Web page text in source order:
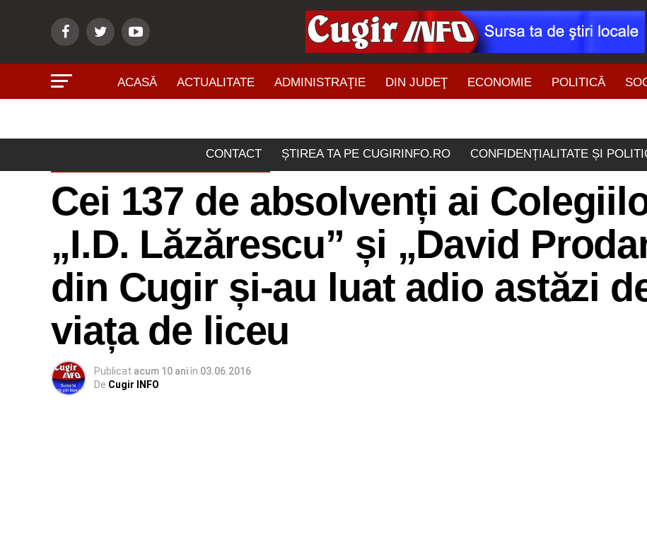
ACASĂ ACTUALITATE ADMINISTRAŢIE DIN JUDEŢ ECONOMIE POLITICĂ
CONTACT ȘTIREA TA PE CUGIRINFO.RO CONFIDENȚIALITATE ȘI
ÎNVĂŢĂMÂNT - CULTURĂ
Cei 137 de absolvenți ai
„I.D. Lăzărescu” și „David
din Cugir și-au luat adio astăzi
viața de liceu
Publicat acum 10 aniîn 03.06.2016
De Cugir INFO